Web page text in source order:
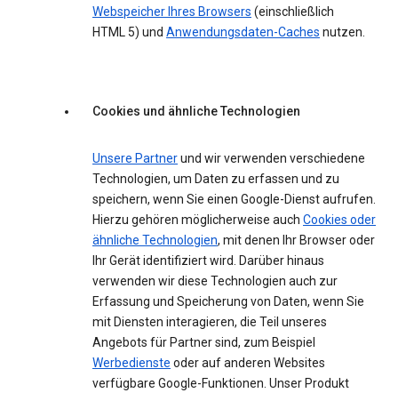
Webspeicher Ihres Browsers (einschließlich
HTML 5) und Anwendungsdaten-Caches nutzen.
Cookies und ähnliche Technologien
Unsere Partnerund wir verwenden verschiedene
Technologien, um Daten zu erfassen und zu
speichern, wenn Sie einen Google-Dienst aufrufen.
Hierzu gehören möglicherweise auch Cookies oder
ähnliche Technologien, mit denen Ihr Browser oder
Ihr Gerät identifiziert wird. Darüber hinaus
verwenden wir diese Technologien auch zur
Erfassung und Speicherung von Daten, wenn Sie
mit Diensten interagieren, die Teil unseres
Angebots für Partner sind, zum Beispiel
Werbedienste oder auf anderen Websites
verfügbare Google-Funktionen. Unser Produkt